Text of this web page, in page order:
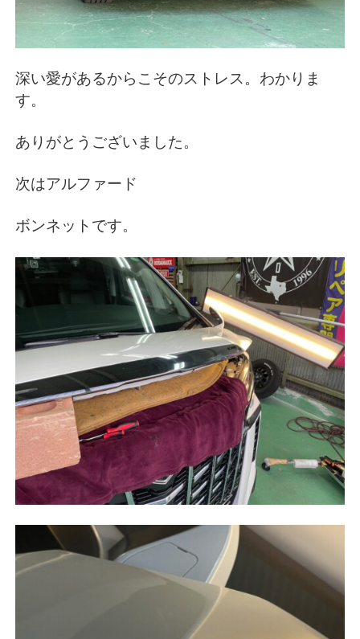
深い愛があるからこそのストレス。わかりま
す。
ありがとうございました。
次はアルファード
ボンネットです。